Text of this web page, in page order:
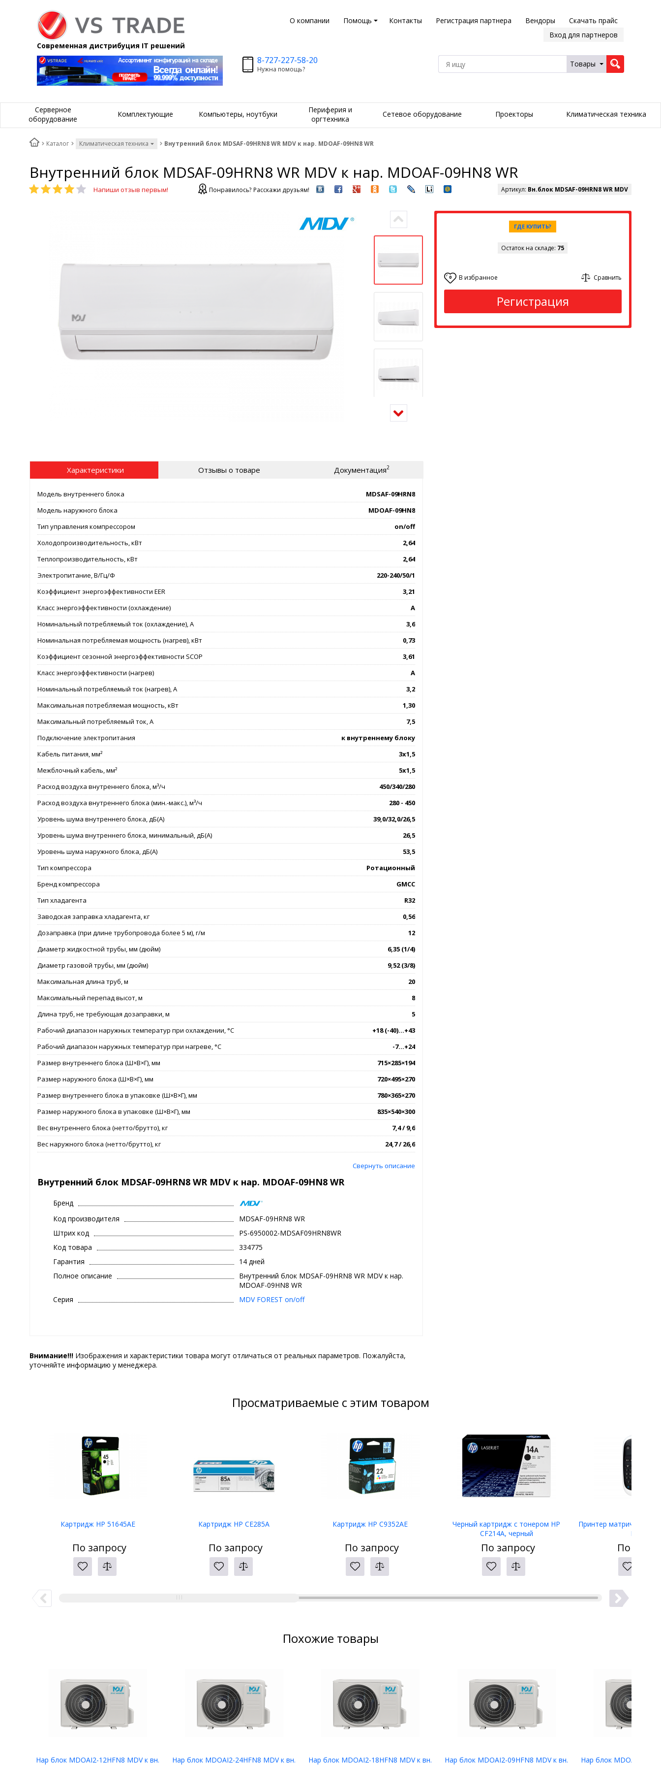
О компании Помощь Контакты Регистрация партнера Вендоры
Скачать прайс
Вход для партнеров
Современная дистрибуция IT решений
8-727-227-58-20
Нужна помощь?
Товары
Серверное
оборудование
Комплектующие Компьютеры, ноутбуки
Периферия и
оргтехника
Сетевое оборудование Проекторы Климатическая техника
Каталог Климатическая техника Внутренний блок MDSAF-09HRN8 WR MDV к нар. MDOAF-09HN8 WR
Внутренний блок MDSAF-09HRN8 WR MDV к нар. MDOAF-09HN8 WR
Напиши отзыв первым! Понравилось? Расскажи друзьям! Артикул: Вн.блок MDSAF-09HRN8 WR MDV
ГДЕ КУПИТЬ?
Остаток на складе: 75
0 В избранное Сравнить
Регистрация
Характеристики Отзывы о товаре Документация2
Модель внутреннего блока
MDSAF-09HRN8
Модель наружного блока
MDOAF-09HN8
Тип управления компрессором
on/off
Холодопроизводительность, кВт
2,64
Теплопроизводительность, кВт
2,64
Электропитание, В/Гц/Ф
220-240/50/1
Коэффициент энергоэффективности EER
3,21
Класс энергоэффективности (охлаждение)
A
Номинальный потребляемый ток (охлаждение), А
3,6
Номинальная потребляемая мощность (нагрев), кВт
0,73
Коэффициент сезонной энергоэффективности SCOP
3,61
Класс энергоэффективности (нагрев)
A
Номинальный потребляемый ток (нагрев), А
3,2
Максимальная потребляемая мощность, кВт
1,30
Максимальный потребляемый ток, А
7,5
Подключение электропитания
к внутреннему блоку
Кабель питания, мм²
3х1,5
Межблочный кабель, мм²
5х1,5
Расход воздуха внутреннего блока, м³/ч
450/340/280
Расход воздуха внутреннего блока (мин.-макс.), м³/ч
280 - 450
Уровень шума внутреннего блока, дБ(А)
39,0/32,0/26,5
Уровень шума внутреннего блока, минимальный, дБ(А)
26,5
Уровень шума наружного блока, дБ(А)
53,5
Тип компрессора
Ротационный
Бренд компрессора
GMCC
Тип хладагента
R32
Заводская заправка хладагента, кг
0,56
Дозаправка (при длине трубопровода более 5 м), г/м
12
Диаметр жидкостной трубы, мм (дюйм)
6,35 (1/4)
Диаметр газовой трубы, мм (дюйм)
9,52 (3/8)
Максимальная длина труб, м
20
Максимальный перепад высот, м
8
Длина труб, не требующая дозаправки, м
5
Рабочий диапазон наружных температур при охлаждении, °C
+18 (-40)...+43
Рабочий диапазон наружных температур при нагреве, °C
-7...+24
Размер внутреннего блока (Ш×В×Г), мм
715×285×194
Размер наружного блока (Ш×В×Г), мм
720×495×270
Размер внутреннего блока в упаковке (Ш×В×Г), мм
780×365×270
Размер наружного блока в упаковке (Ш×В×Г), мм
835×540×300
Вес внутреннего блока (нетто/брутто), кг
7,4 / 9,6
Вес наружного блока (нетто/брутто), кг
24,7 / 26,6
Свернуть описание
Внутренний блок MDSAF-09HRN8 WR MDV к нар. MDOAF-09HN8 WR
Бренд
Код производителя
MDSAF-09HRN8 WR
Штрих код
PS-6950002-MDSAF09HRN8WR
Код товара
334775
Гарантия
14 дней
Полное описание
Внутренний блок MDSAF-09HRN8 WR MDV к нар.
MDOAF-09HN8 WR
Серия
MDV FOREST on/off
Внимание!!! Изображения и характеристики товара могут отличаться от реальных параметров. Пожалуйста,
уточняйте информацию у менеджера.
Просматриваемые с этим товаром
Картридж HP 51645AE
По запросу
Картридж HP CE285A
По запросу
Картридж HP C9352AE
По запросу
Черный картридж с тонером HP
CF214A, черный
По запросу
Принтер матричный
LW-400
По
Похожие товары
Нар блок MDOAI2-12HFN8 MDV к вн.
Нар блок MDOAI2-24HFN8 MDV к вн.
Нар блок MDOAI2-18HFN8 MDV к вн.
Нар блок MDOAI2-09HFN8 MDV к вн.
Нар блок MDOAI2-